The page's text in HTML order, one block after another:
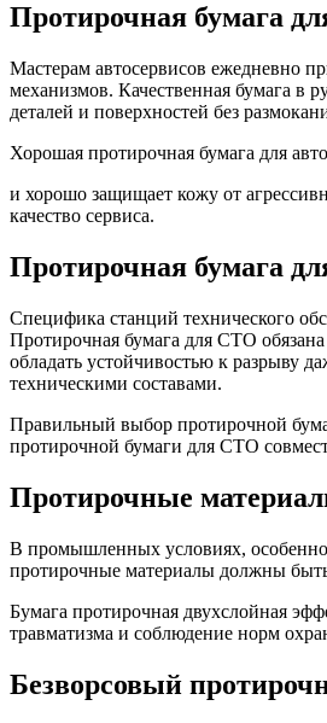
Протирочная бумага
Мастерам автосервисов ежедневно
механизмов. Качественная бумага в
деталей и поверхностей без
Хорошая протирочная бумага для
и хорошо защищает кожу от
качество сервиса.
Протирочная бумага
Специфика станций технического
Протирочная бумага для СТО
обладать устойчивостью к разрыву
техническими составами.
Правильный выбор протирочной
протирочной бумаги для СТО
Протирочные
В промышленных условиях, особенно
протирочные материалы должны
Бумага протирочная двухслойная
травматизма и соблюдение норм
Безворсовый